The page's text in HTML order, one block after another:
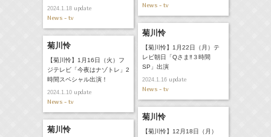
News - tv
2024.1.18update
News - tv
菊川怜
【菊川怜】1月22日（月）テ
レビ朝日「Qさま‼３時間
SP」出演
2024.1.16update
News - tv
菊川怜
【菊川怜】1月16日（火）フ
ジテレビ「今夜はナゾトレ」2
時間スペシャル出演！
2024.1.10update
News - tv
菊川怜
【菊川怜】12月18日（月）
菊川怜